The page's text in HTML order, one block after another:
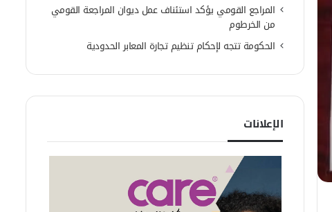
المراجع القومي يؤكد استئناف عمل ديوان المراجعة القومي
من الخرطوم
الحكومة تتجه لإحكام تنظيم تجارة المعابر الحدودية
الإعلانات